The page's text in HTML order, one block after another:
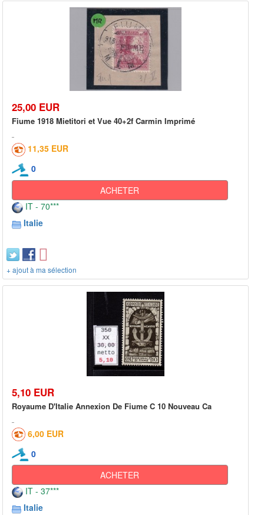
25,00 EUR
Fiume 1918 Mietitori et Vue 40+2f Carmin Imprimé
11,35 EUR
0
ACHETER
IT - 70***
Italie
+ ajout à ma sélection
5,10 EUR
Royaume D'Italie Annexion De Fiume C 10 Nouveau Ca
6,00 EUR
0
ACHETER
IT - 37***
Italie